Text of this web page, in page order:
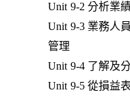
Unit 9-2 分析業
Unit 9-3 業務人
管理
Unit 9-4 了解及
Unit 9-5 從損益